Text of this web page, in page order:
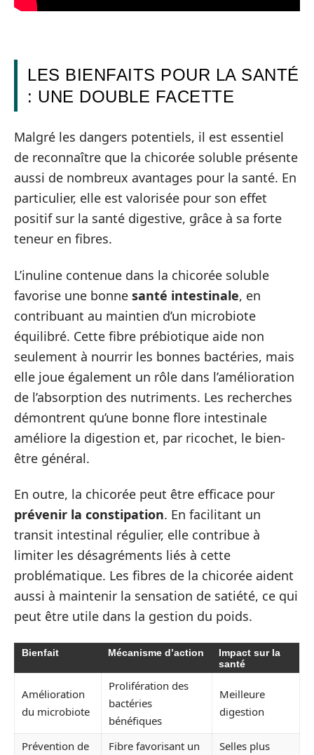
LES BIENFAITS POUR LA SANTÉ
: UNE DOUBLE FACETTE
Malgré les dangers potentiels, il est essentiel
de reconnaître que la chicorée soluble présente
aussi de nombreux avantages pour la santé. En
particulier, elle est valorisée pour son effet
positif sur la santé digestive, grâce à sa forte
teneur en fibres.
L’inuline contenue dans la chicorée soluble
favorise une bonne santé intestinale, en
contribuant au maintien d’un microbiote
équilibré. Cette fibre prébiotique aide non
seulement à nourrir les bonnes bactéries, mais
elle joue également un rôle dans l’amélioration
de l’absorption des nutriments. Les recherches
démontrent qu’une bonne flore intestinale
améliore la digestion et, par ricochet, le bien-
être général.
En outre, la chicorée peut être efficace pour
prévenir la constipation. En facilitant un
transit intestinal régulier, elle contribue à
limiter les désagréments liés à cette
problématique. Les fibres de la chicorée aident
aussi à maintenir la sensation de satiété, ce qui
peut être utile dans la gestion du poids.
Bienfait Mécanisme d’action
Impact sur la
santé
Amélioration
du microbiote
Prolifération des
bactéries
bénéfiques
Meilleure
digestion
Prévention de
Fibre favorisant un
Selles plus